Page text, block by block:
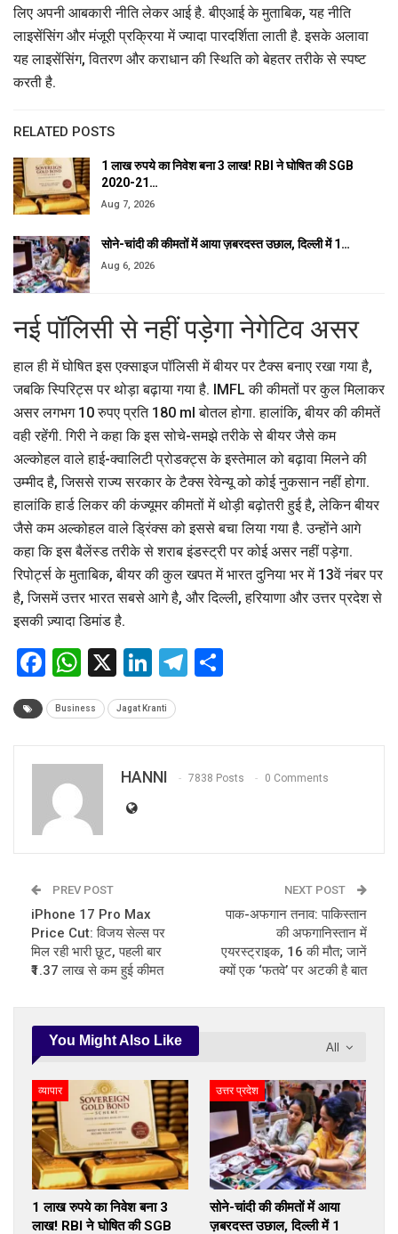
लिए अपनी आबकारी नीति लेकर आई है. बीएआई के मुताबिक, यह नीति
लाइसेंसिंग और मंजूरी प्रक्रिया में ज्यादा पारदर्शिता लाती है. इसके अलावा
यह लाइसेंसिंग, वितरण और कराधान की स्थिति को बेहतर तरीके से स्पष्ट
करती है.
RELATED POSTS
1 लाख रुपये का निवेश बना 3 लाख! RBI ने घोषित की SGB
2020-21…
Aug 7, 2026
सोने-चांदी की कीमतों में आया ज़बरदस्त उछाल, दिल्ली में 1…
Aug 6, 2026
नई पॉलिसी से नहीं पड़ेगा नेगेटिव असर
हाल ही में घोषित इस एक्साइज पॉलिसी में बीयर पर टैक्स बनाए रखा गया है,
जबकि स्पिरिट्स पर थोड़ा बढ़ाया गया है. IMFL की कीमतों पर कुल मिलाकर
असर लगभग 10 रुपए प्रति 180 ml बोतल होगा. हालांकि, बीयर की कीमतें
वही रहेंगी. गिरी ने कहा कि इस सोचे-समझे तरीके से बीयर जैसे कम
अल्कोहल वाले हाई-क्वालिटी प्रोडक्ट्स के इस्तेमाल को बढ़ावा मिलने की
उम्मीद है, जिससे राज्य सरकार के टैक्स रेवेन्यू को कोई नुकसान नहीं होगा.
हालांकि हार्ड लिकर की कंज्यूमर कीमतों में थोड़ी बढ़ोतरी हुई है, लेकिन बीयर
जैसे कम अल्कोहल वाले ड्रिंक्स को इससे बचा लिया गया है. उन्होंने आगे
कहा कि इस बैलेंस्ड तरीके से शराब इंडस्ट्री पर कोई असर नहीं पड़ेगा.
रिपोर्ट्स के मुताबिक, बीयर की कुल खपत में भारत दुनिया भर में 13वें नंबर पर
है, जिसमें उत्तर भारत सबसे आगे है, और दिल्ली, हरियाणा और उत्तर प्रदेश से
इसकी ज़्यादा डिमांड है.
Facebook
WhatsApp
X LinkedIn
Telegram
Business Jagat Kranti
HANNI 7838 Posts 0 Comments
PREV POST
iPhone 17 Pro Max
Price Cut: विजय सेल्स पर
मिल रही भारी छूट, पहली बार
₹1.37 लाख से कम हुई कीमत
NEXT POST
पाक-अफगान तनाव: पाकिस्तान
की अफगानिस्तान में
एयरस्ट्राइक, 16 की मौत; जानें
क्यों एक ‘फतवे’ पर अटकी है बात
All
You Might Also Like
व्यापार
1 लाख रुपये का निवेश बना 3
लाख! RBI ने घोषित की SGB
उत्तर प्रदेश
सोने-चांदी की कीमतों में आया
ज़बरदस्त उछाल, दिल्ली में 1